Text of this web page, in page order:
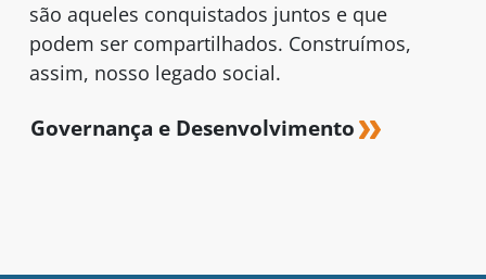
são aqueles conquistados juntos e que
podem ser compartilhados. Construímos,
assim, nosso legado social.
Governança e Desenvolvimento